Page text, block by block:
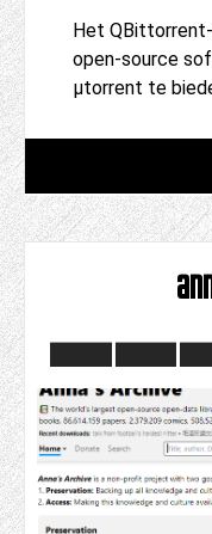
Het
open-source
µtorrent te